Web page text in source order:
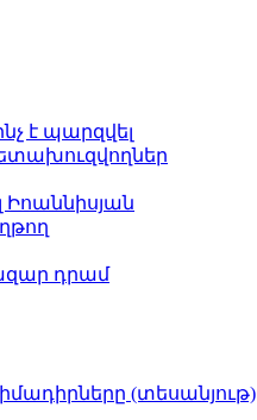
է պարզվել
Իոաննիսյան
դրամ
(տեսանյութ)